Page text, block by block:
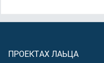
ПРОЕКТАХ ЛАЬЦА